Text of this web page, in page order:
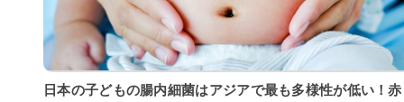
日本の子どもの腸内細菌はアジアで最も多様性が低い！赤